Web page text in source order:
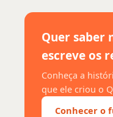
Quer saber
escreve os
Conheça a
que ele criou o
Conhecer o